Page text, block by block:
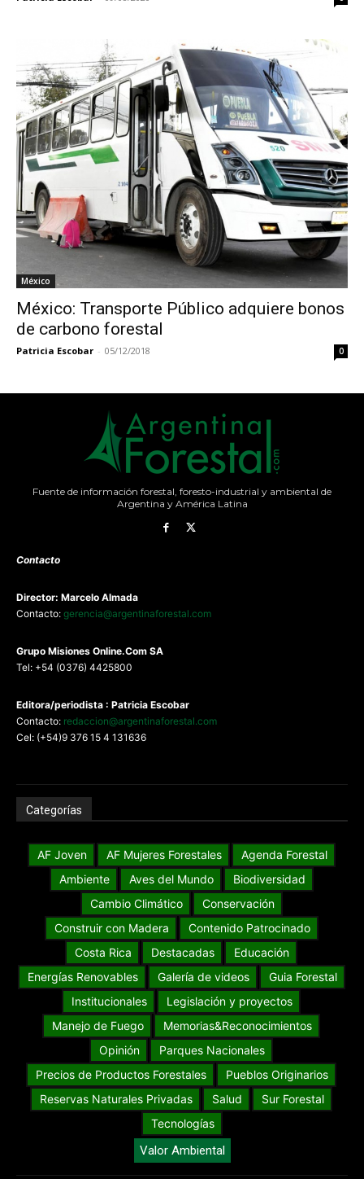
México
México: Transporte Público adquiere bonos
de carbono forestal
Patricia Escobar - 05/12/2018 0
Fuente de información forestal, foresto-industrial y ambiental de
Argentina y América Latina
Contacto
Director: Marcelo Almada
Contacto: gerencia@argentinaforestal.com
Grupo Misiones Online.Com SA
Tel: +54 (0376) 4425800
Editora/periodista : Patricia Escobar
Contacto: redaccion@argentinaforestal.com
Cel: (+54)9 376 15 4 131636
Categorías
AF Joven AF Mujeres Forestales
Agenda Forestal
Ambiente
Aves del Mundo
Biodiversidad
Cambio Climático
Conservación
Construir con Madera
Contenido Patrocinado
Costa Rica
Destacadas
Educación
Energías Renovables
Galería de videos
Guia Forestal
Institucionales
Legislación y proyectos
Manejo de Fuego
Memorias&Reconocimientos
Opinión
Parques Nacionales
Precios de Productos Forestales
Pueblos Originarios
Reservas Naturales Privadas
Salud
Sur Forestal
Tecnologías
Valor Ambiental